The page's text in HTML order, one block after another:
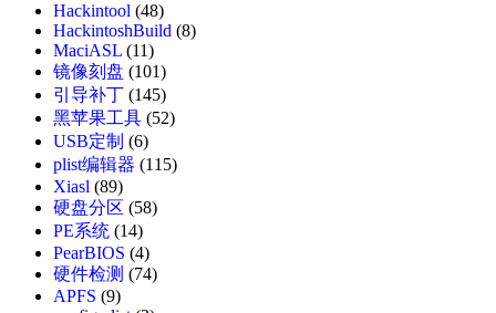
Hackintool (48)
HackintoshBuild (8)
MaciASL (11)
镜像刻盘 (101)
引导补丁 (145)
黑苹果工具 (52)
USB定制 (6)
plist编辑器 (115)
Xiasl (89)
硬盘分区 (58)
PE系统 (14)
PearBIOS (4)
硬件检测 (74)
APFS (9)